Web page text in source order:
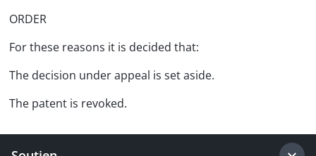
ORDER
For these reasons it is decided that:
The decision under appeal is set aside.
The patent is revoked.